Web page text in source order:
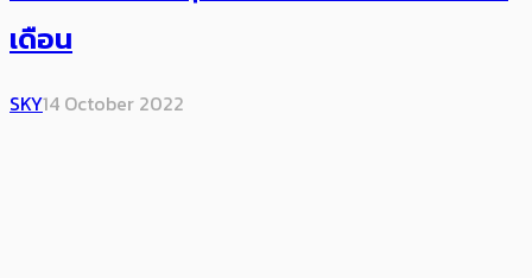
เดือน
SKY14 October 2022